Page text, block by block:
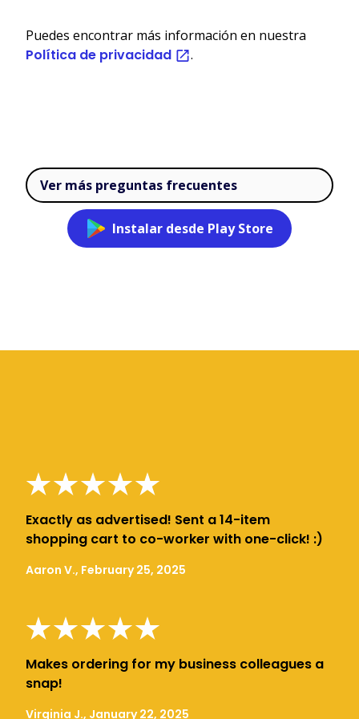
Puedes encontrar más información en nuestra
Política de privacidad .
Ver más preguntas frecuentes
Instalar desde Play Store
Exactly as advertised! Sent a 14-item
shopping cart to co-worker with one-click! :)
Aaron V., February 25, 2025
Makes ordering for my business colleagues a
snap!
Virginia J., January 22, 2025